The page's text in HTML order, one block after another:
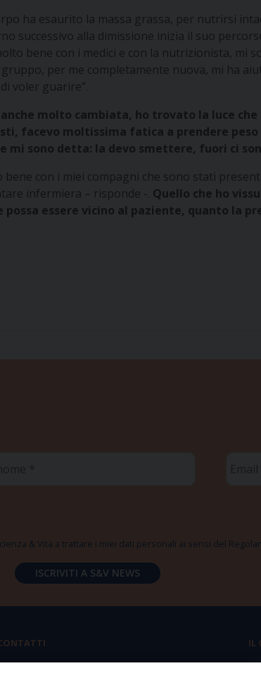
ha esaurito la massa grassa, per nutrirsi
successivo alla dimissione inizia il suo
bene con i medici e con la nutrizionista, mi
per me completamente nuova, mi ha
voler guarire”.
molto cambiata, ho trovato la luce
facevo moltissima fatica a prendere
mi sono detta: la devo smettere, fuori ci
con i miei compagni che sono stati
infermiera – risponde -. Quello che ho
essere vicino al paziente, quanto la
& Vita a trattare i miei dati personali ai sensi del
IL